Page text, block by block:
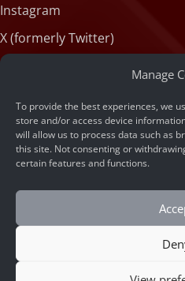
Manage
To provide the best experiences, we
store and/or access device
will allow us to process data such as
this site. Not consenting or
certain features and functions.
Instagram
X (formerly Twitter)
Medium
Tiktok
© 2026 ARSA
Cloud API vs